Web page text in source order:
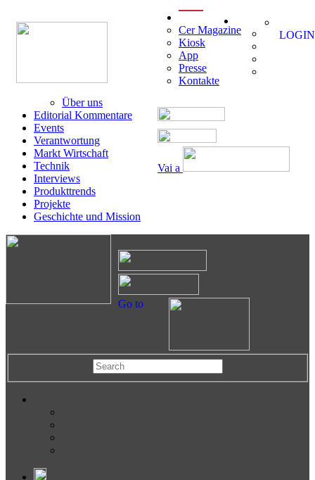
Vai a
Cer Magazine
Kiosk
App
Presse
Kontakte
Über uns
Editorial Kommentare
Events
Verantwortung
Markt Wirtschaft
Technik
Interviews
Produkttrends
Projekte
Geschichte und Mission
LOGIN
Go to